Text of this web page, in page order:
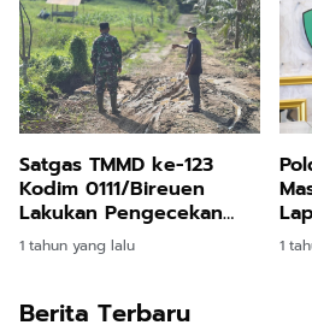
Satgas TMMD ke-123
Kodim 0111/Bireuen
Lakukan Pengecekan
Jalan Usai Hujan Deras
1 tahun yang lalu 1
Berita Terbaru